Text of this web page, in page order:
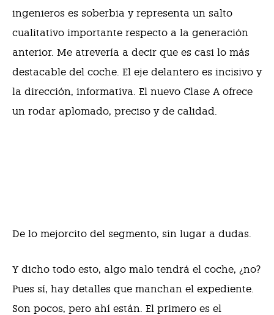
ingenieros es soberbia y representa un salto
cualitativo importante respecto a la generación
anterior. Me atrevería a decir que es casi lo más
destacable del coche. El eje delantero es incisivo y
la dirección, informativa. El nuevo Clase A ofrece
un rodar aplomado, preciso y de calidad.
De lo mejorcito del segmento, sin lugar a dudas.
Y dicho todo esto, algo malo tendrá el coche, ¿no?
Pues sí, hay detalles que manchan el expediente.
Son pocos, pero ahí están. El primero es el